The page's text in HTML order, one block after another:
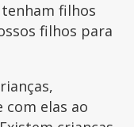
filhos
filhos para
elas ao